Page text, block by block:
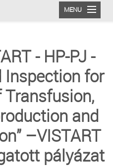
MENU
- HP-PJ -
Inspection for
and
–VISTART
pályázat